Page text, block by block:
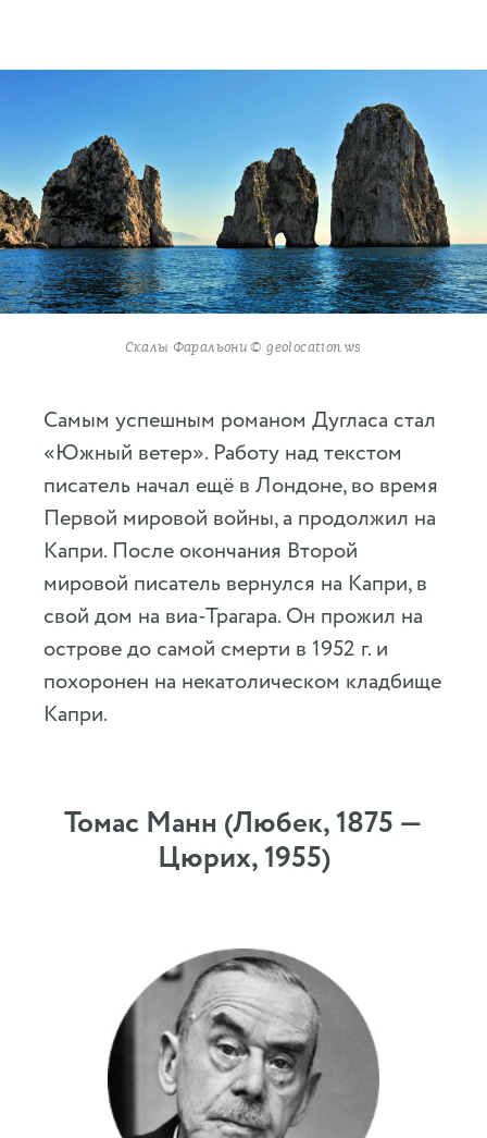
Скалы Фаральони © geolocation.ws
Самым успешным романом Дугласа стал
«Южный ветер». Работу над текстом
писатель начал ещё в Лондоне, во время
Первой мировой войны, а продолжил на
Капри. После окончания Второй
мировой писатель вернулся на Капри, в
свой дом на виа-Трагара. Он прожил на
острове до самой смерти в 1952 г. и
похоронен на некатолическом кладбище
Капри.
Томас Манн (Любек, 1875 —
Цюрих, 1955)